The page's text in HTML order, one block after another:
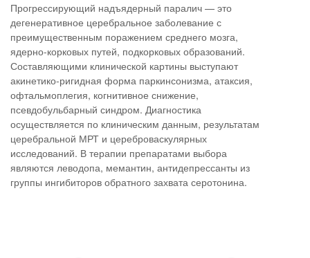
Прогрессирующий надъядерный паралич — это
дегенеративное церебральное заболевание с
преимущественным поражением среднего мозга,
ядерно-корковых путей, подкорковых образований.
Составляющими клинической картины выступают
акинетико-ригидная форма паркинсонизма, атаксия,
офтальмоплегия, когнитивное снижение,
псевдобульбарный синдром. Диагностика
осуществляется по клиническим данным, результатам
церебральной МРТ и цереброваскулярных
исследований. В терапии препаратами выбора
являются леводопа, мемантин, антидепрессанты из
группы ингибиторов обратного захвата серотонина.